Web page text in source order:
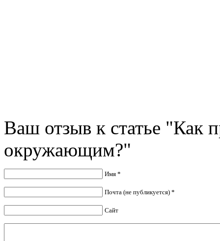
Ваш отзыв к статье "Как
окружающим?"
Имя *
Почта (не публикуется) *
Сайт